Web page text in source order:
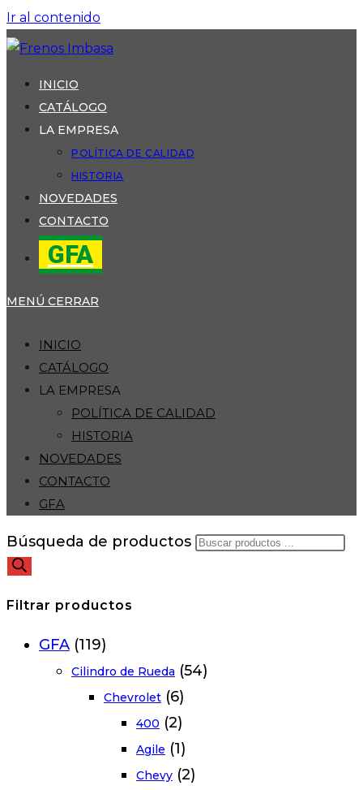
Ir al contenido
INICIO
CATÁLOGO
LA EMPRESA
POLÍTICA DE CALIDAD
HISTORIA
NOVEDADES
CONTACTO
GFA
MENÚ CERRAR
INICIO
CATÁLOGO
LA EMPRESA
POLÍTICA DE CALIDAD
HISTORIA
NOVEDADES
CONTACTO
GFA
Búsqueda de productos
Filtrar productos
GFA (119)
Cilindro de Rueda (54)
Chevrolet (6)
400 (2)
Agile (1)
Chevy (2)